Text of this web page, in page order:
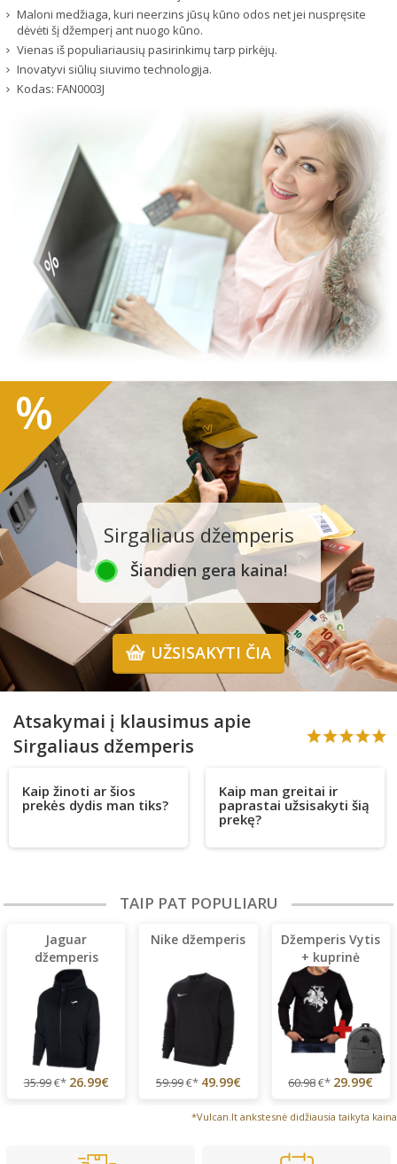
Maloni medžiaga, kuri neerzins jūsų kūno odos net jei nuspręsite
dėvėti šį džemperį ant nuogo kūno.
Vienas iš populiariausių pasirinkimų tarp pirkėjų.
Inovatyvi siūlių siuvimo technologija.
Kodas: FAN0003J
Sirgaliaus džemperis
Šiandien gera kaina!
UŽSISAKYTI ČIA
%
Atsakymai į klausimus apie
Sirgaliaus džemperis
Kaip žinoti ar šios
prekės dydis man tiks?
Kaip man greitai ir
paprastai užsisakyti šią
prekę?
TAIP PAT POPULIARU
Jaguar
džemperis
(lengvas)
35.99€* 26.99€
Nike džemperis
59.99€* 49.99€
Džemperis Vytis
+ kuprinė
60.98€* 29.99€
*Vulcan.lt ankstesnė didžiausia taikyta kaina